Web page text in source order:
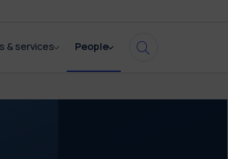
& services People